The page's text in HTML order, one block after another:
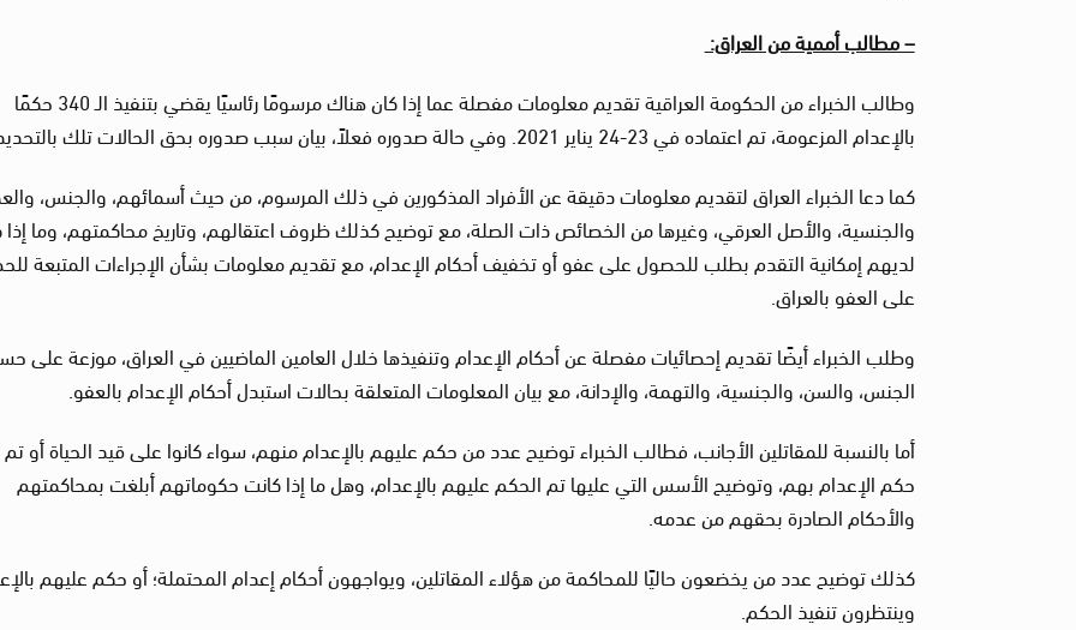
– مطالب أممية من العراق:
وطالب الخبراء من الحكومة العراقية تقديم معلومات مفصلة عما إذا كان هناك مرسومًا رئاسيًا يقضي بتنفيذ الـ 340 حكمًا
بالإعدام المزعومة، تم اعتماده في 23-24 يناير 2021. وفي حالة صدوره فعلاً، بيان سبب صدوره بحق الحالات تلك بالتحديد.
كما دعا الخبراء العراق لتقديم معلومات دقيقة عن الأفراد المذكورين في ذلك المرسوم، من حيث أسمائهم، والجنس،
والجنسية، والأصل العرقي، وغيرها من الخصائص ذات الصلة، مع توضيح كذلك ظروف اعتقالهم، وتاريخ محاكمتهم، وما إذا
لديهم إمكانية التقدم بطلب للحصول على عفو أو تخفيف أحكام الإعدام، مع تقديم معلومات بشأن الإجراءات المتبعة
على العفو بالعراق.
وطلب الخبراء أيضًا تقديم إحصائيات مفصلة عن أحكام الإعدام وتنفيذها خلال العامين الماضيين في العراق، موزعة على
الجنس، والسن، والجنسية، والتهمة، والإدانة، مع بيان المعلومات المتعلقة بحالات استبدل أحكام الإعدام بالعفو.
أما بالنسبة للمقاتلين الأجانب، فطالب الخبراء توضيح عدد من حكم عليهم بالإعدام منهم، سواء كانوا على قيد الحياة أو تم
حكم الإعدام بهم، وتوضيح الأسس التي عليها تم الحكم عليهم بالإعدام، وهل ما إذا كانت حكوماتهم أبلغت بمحاكمتهم
والأحكام الصادرة بحقهم من عدمه.
كذلك توضيح عدد من يخضعون حاليًا للمحاكمة من هؤلاء المقاتلين، ويواجهون أحكام إعدام المحتملة؛ أو حكم عليهم
وينتظرون تنفيذ الحكم.